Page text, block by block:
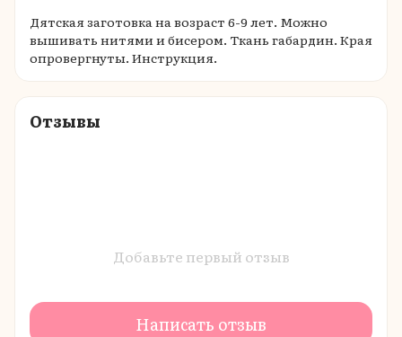
Дятская заготовка на возраст 6-9 лет. Можно
вышивать нитями и бисером. Ткань габардин. Края
опровергнуты. Инструкция.
Отзывы
Добавьте первый отзыв
Написать отзыв